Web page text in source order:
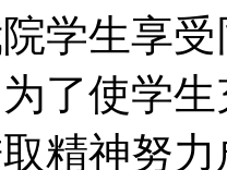
生享受
了使学
精神努